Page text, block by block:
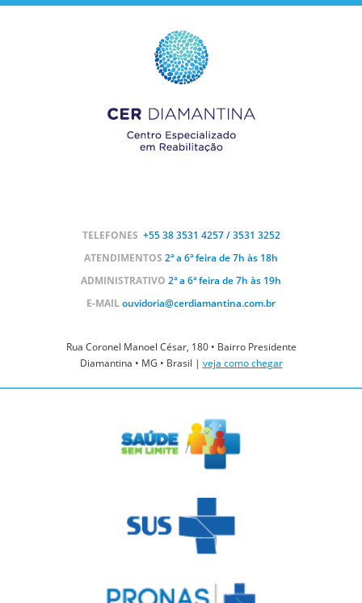
TELEFONES +55 383531 4257 / 3531 3252
ATENDIMENTOS 2ª a 6ª feira de 7h às 18h
ADMINISTRATIVO 2ª a 6ª feira de 7h às 19h
E-MAILouvidoria@cerdiamantina.com.br
Rua Coronel Manoel César, 180 • Bairro Presidente
Diamantina • MG • Brasil | veja como chegar